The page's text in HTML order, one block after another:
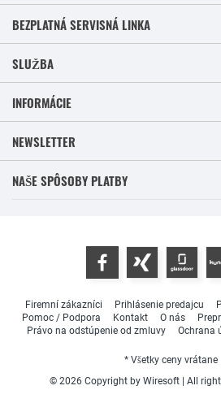
BEZPLATNÁ SERVISNÁ LINKA
SLUŽBA
INFORMÁCIE
NEWSLETTER
NAŠE SPÔSOBY PLATBY
Firemní zákazníci Prihlásenie predajcu
Pomoc / Podpora
Kontakt O nás
Právo na odstúpenie od zmluvy
Ochrana
* Všetky ceny vrátane
© 2026 Copyright by Wiresoft | All